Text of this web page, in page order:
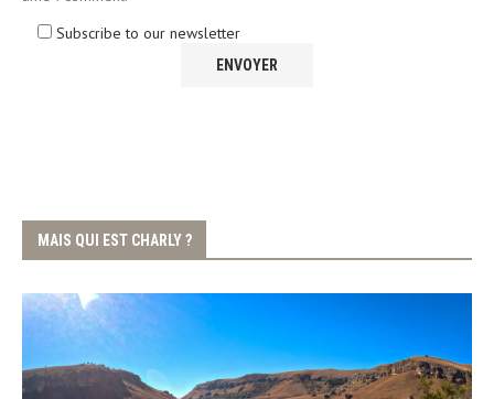
Subscribe to our newsletter
MAIS QUI EST CHARLY ?